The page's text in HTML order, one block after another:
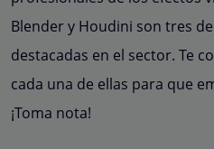
Blender y Houdini son tres
destacadas en el sector. Te
cada una de ellas para que
¡Toma nota!